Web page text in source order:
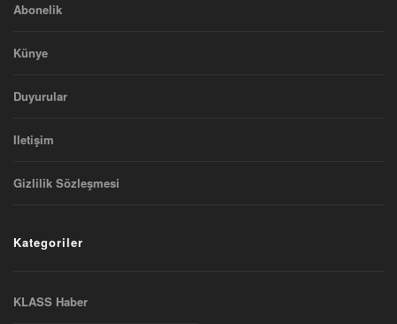
Abonelik
Künye
Duyurular
Iletişim
Gizlilik Sözleşmesi
Kategoriler
KLASS Haber